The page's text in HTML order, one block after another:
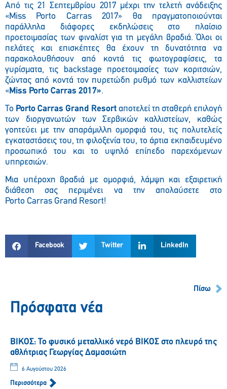
Από τις 21 Σεπτεμβρίου 2017 μέχρι την τελετή ανάδειξης
«Miss Porto Carras2017» θα πραγματοποιούνται
παράλληλα διάφορες εκδηλώσεις στο πλαίσιο
προετοιμασίας των φιναλίστ για τη μεγάλη βραδιά. Όλοι οι
πελάτες και επισκέπτες θα έχουν τη δυνατότητα να
παρακολουθήσουν από κοντά τις φωτογραφίσεις, τα
γυρίσματα, τις backstage προετοιμασίες των κοριτσιών,
ζώντας από κοντά τον πυρετώδη ρυθμό των καλλιστείων
«Μiss Porto Carras 2017».
Το PortoCarrasGrand Resortαποτελεί τη σταθερή επιλογή
των διοργανωτών των Σερβικών καλλιστείων, καθώς
γοητεύει με την απαράμιλλη ομορφιά του, τις πολυτελείς
εγκαταστάσεις του, τη φιλοξενία του, το άρτια εκπαιδευμένο
προσωπικό του και το υψηλό επίπεδο παρεχόμενων
υπηρεσιών.
Μια υπέροχη βραδιά με ομορφιά, λάμψη και εξαιρετική
διάθεση σας περιμένει να την απολαύσετε στο
Porto Carras Grand Resort!
Facebook Twitter LinkedIn
Πίσω
Πρόσφατα νέα
ΒΙΚΟΣ: Το φυσικό μεταλλικό νερό ΒΙΚΟΣ στο πλευρό της
αθλήτριας Γεωργίας Δαμασιώτη
6 Αυγούστου 2026
Περισσότερα